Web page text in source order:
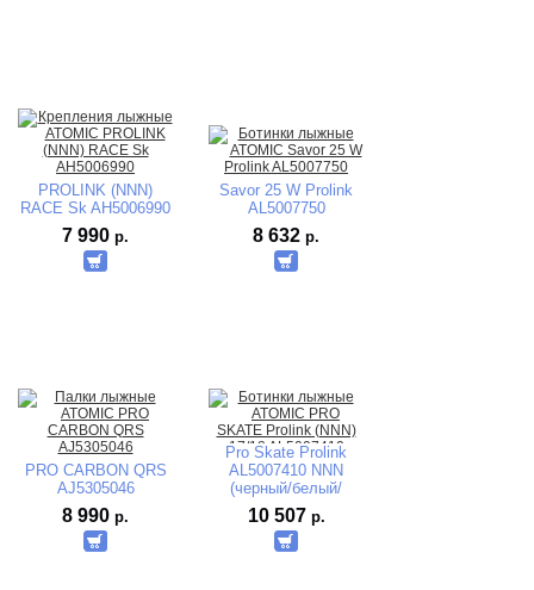
PROLINK (NNN)
RACE Sk AH5006990
7 990 р.
Savor 25 W Prolink
AL5007750
8 632 р.
PRO CARBON QRS
AJ5305046
8 990 р.
Pro Skate Prolink
AL5007410 NNN
(черный/белый/
красный) 2017-2018
10 507 р.